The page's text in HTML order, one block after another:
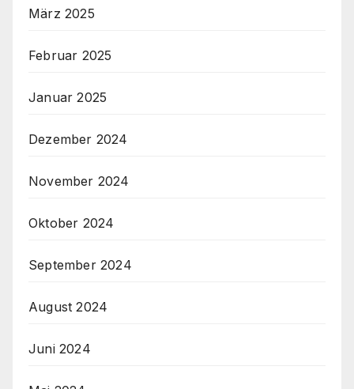
März 2025
Februar 2025
Januar 2025
Dezember 2024
November 2024
Oktober 2024
September 2024
August 2024
Juni 2024